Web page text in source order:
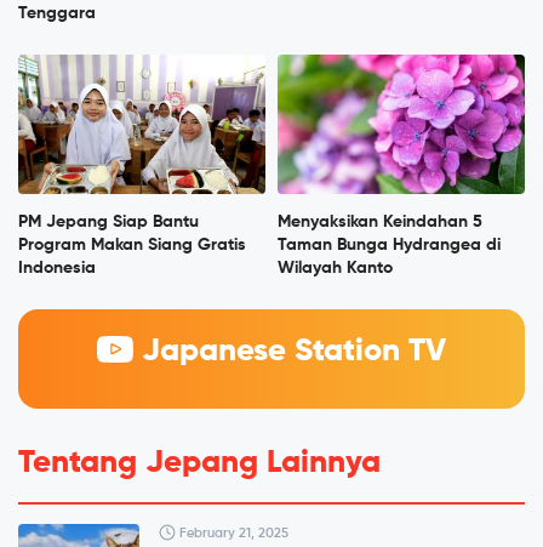
Tenggara
PM Jepang Siap Bantu
Program Makan Siang Gratis
Indonesia
Menyaksikan Keindahan 5
Taman Bunga Hydrangea di
Wilayah Kanto
Japanese Station TV
Tentang Jepang Lainnya
February 21, 2025